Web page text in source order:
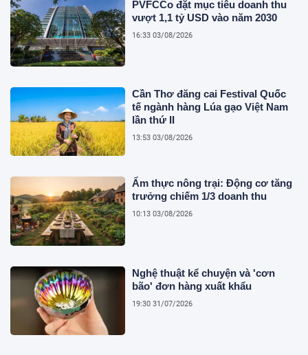
PVFCCo đặt mục tiêu doanh thu
vượt 1,1 tỷ USD vào năm 2030
16:33 03/08/2026
Cần Thơ đăng cai Festival Quốc
tế ngành hàng Lúa gạo Việt Nam
lần thứ II
13:53 03/08/2026
Ẩm thực nông trại: Động cơ tăng
trưởng chiếm 1/3 doanh thu
10:13 03/08/2026
Nghệ thuật kể chuyện và 'cơn
bão' đơn hàng xuất khẩu
19:30 31/07/2026